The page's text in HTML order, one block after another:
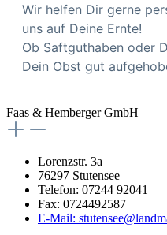
Wir helfen Dir gerne
uns auf Deine Ernte!
Ob Saftguthaben oder
Dein Obst gut
Faas & Hemberger GmbH
Lorenzstr. 3a
76297 Stutensee
Telefon: 07244 92041
Fax: 0724492587
E-Mail: